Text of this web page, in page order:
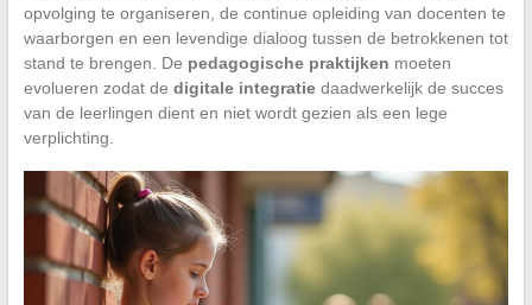
opvolging te organiseren, de continue opleiding van docenten te
waarborgen en een levendige dialoog tussen de betrokkenen tot
stand te brengen. De pedagogische praktijken moeten
evolueren zodat de digitale integratiedaadwerkelijk de succes
van de leerlingen dient en niet wordt gezien als een lege
verplichting.